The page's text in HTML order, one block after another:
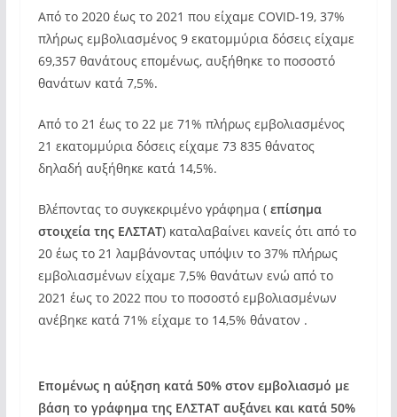
Από το 2020 έως το 2021 που είχαμε COVID-19, 37%
πλήρως εμβολιασμένος 9 εκατομμύρια δόσεις είχαμε
69,357 θανάτους επομένως, αυξήθηκε το ποσοστό
θανάτων κατά 7,5%.
Από το 21 έως το 22 με 71% πλήρως εμβολιασμένος
21 εκατομμύρια δόσεις είχαμε 73 835 θάνατος
δηλαδή αυξήθηκε κατά 14,5%.
Βλέποντας το συγκεκριμένο γράφημα ( επίσημα
στοιχεία της ΕΛΣΤΑΤ) καταλαβαίνει κανείς ότι από το
20 έως το 21 λαμβάνοντας υπόψιν το 37% πλήρως
εμβολιασμένων είχαμε 7,5% θανάτων ενώ από το
2021 έως το 2022 που το ποσοστό εμβολιασμένων
ανέβηκε κατά 71% είχαμε το 14,5% θάνατον .
Επομένως η αύξηση κατά 50% στον εμβολιασμό με
βάση το γράφημα της ΕΛΣΤΑΤ αυξάνει και κατά 50%